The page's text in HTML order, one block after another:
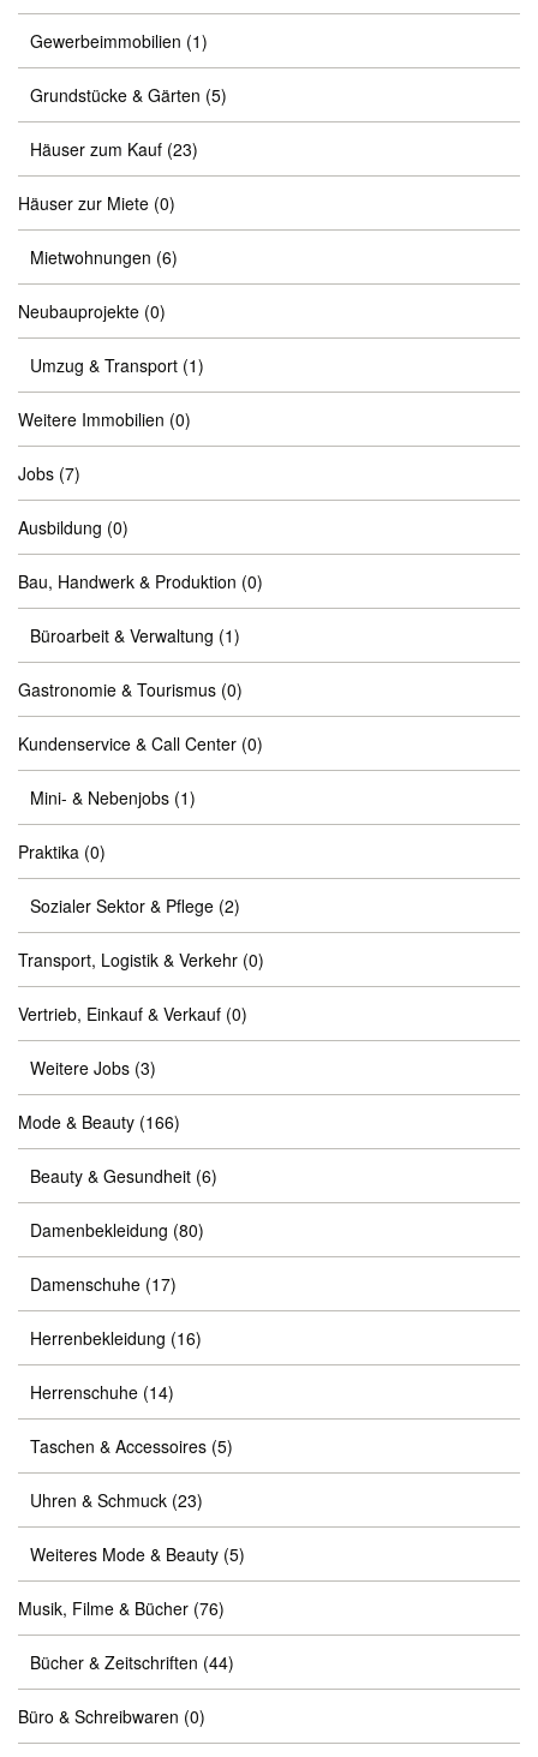
Gewerbeimmobilien (1)
Grundstücke & Gärten (5)
Häuser zum Kauf (23)
Häuser zur Miete (0)
Mietwohnungen (6)
Neubauprojekte (0)
Umzug & Transport (1)
Weitere Immobilien (0)
Jobs (7)
Ausbildung (0)
Bau, Handwerk & Produktion (0)
Büroarbeit & Verwaltung (1)
Gastronomie & Tourismus (0)
Kundenservice & Call Center (0)
Mini- & Nebenjobs (1)
Praktika (0)
Sozialer Sektor & Pflege (2)
Transport, Logistik & Verkehr (0)
Vertrieb, Einkauf & Verkauf (0)
Weitere Jobs (3)
Mode & Beauty (166)
Beauty & Gesundheit (6)
Damenbekleidung (80)
Damenschuhe (17)
Herrenbekleidung (16)
Herrenschuhe (14)
Taschen & Accessoires (5)
Uhren & Schmuck (23)
Weiteres Mode & Beauty (5)
Musik, Filme & Bücher (76)
Bücher & Zeitschriften (44)
Büro & Schreibwaren (0)